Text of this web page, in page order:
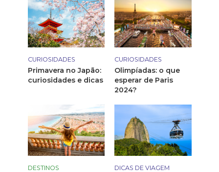
CURIOSIDADES
Primavera no Japão:
curiosidades e dicas
CURIOSIDADES
Olimpíadas: o que
esperar de Paris
2024?
DESTINOS DICAS DE VIAGEM